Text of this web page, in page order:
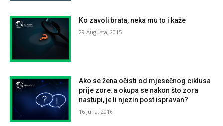
Ko zavoli brata, neka mu to i kaže
29 Augusta, 2015
Ako se žena očisti od mjesečnog ciklusa
prije zore, a okupa se nakon što zora
nastupi, je li njezin post ispravan?
16 Juna, 2016